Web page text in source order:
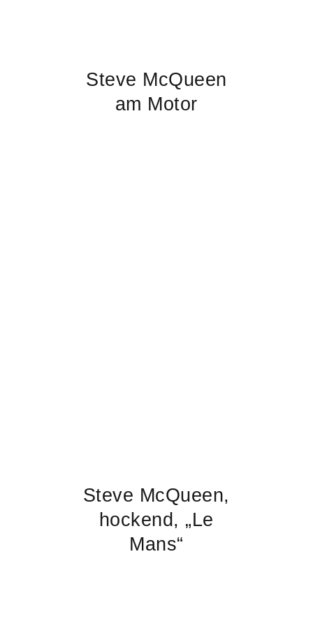
Steve McQueen
am Motor
Steve McQueen,
hockend, „Le
Mans“